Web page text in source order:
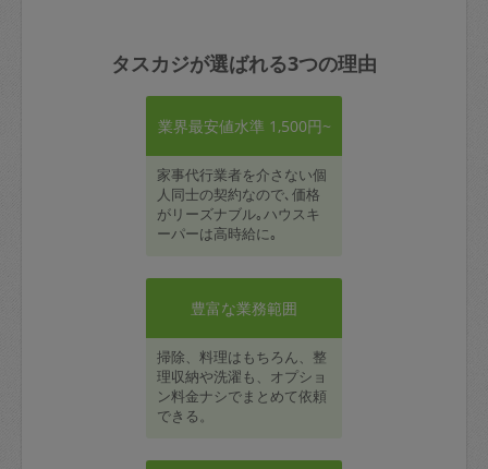
タスカジが選ばれる3つの理由
業界最安値水準 1,500円~
家事代行業者を介さない個
人同士の契約なので､価格
がリーズナブル｡ハウスキ
ーパーは高時給に｡
豊富な業務範囲
掃除、料理はもちろん、整
理収納や洗濯も、オプショ
ン料金ナシでまとめて依頼
できる。